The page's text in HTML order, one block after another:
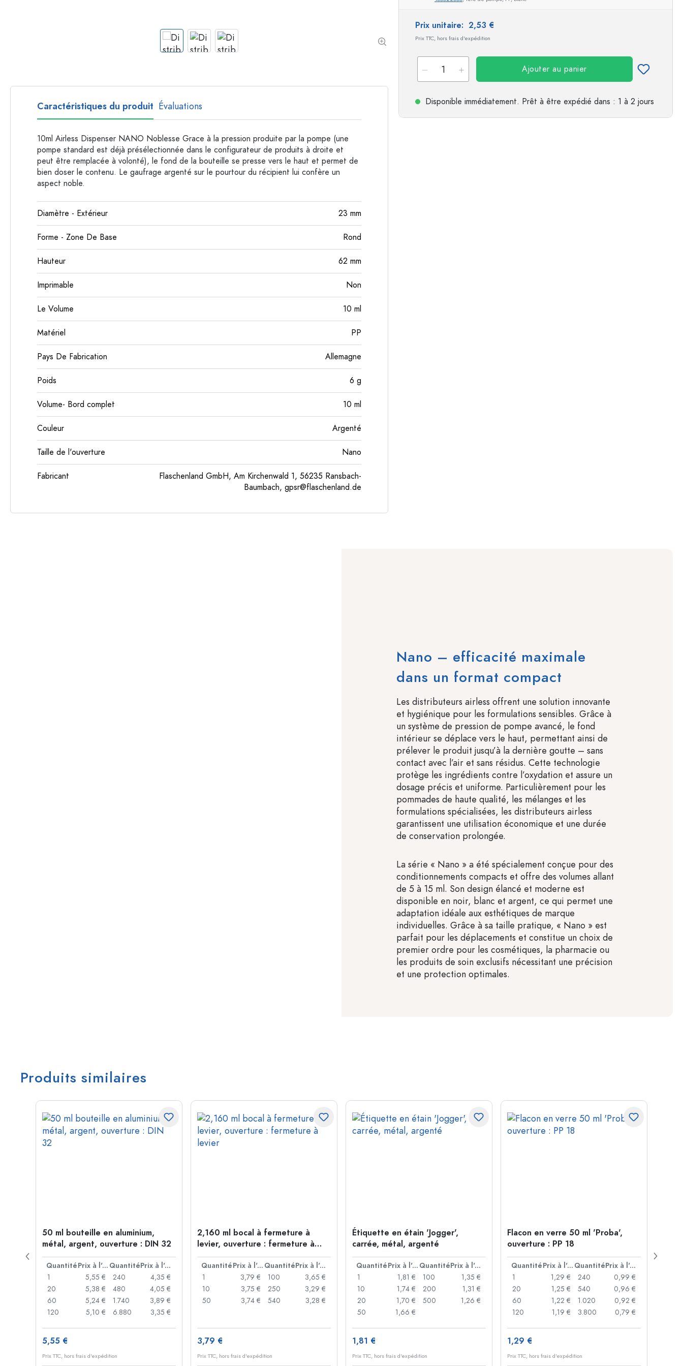
Bouteilles à anse
Bouteilles à goulot long
Bouteilles polygonales
Bouteilles cylindriques
Bouteilles par matière
Bouteilles en verre
Bouteilles en plastique
Prix unitaire: 2,53 €
Prix TTC, hors frais d'expédition
Ajouter au panier
Disponible immédiatement. Prêt à être expédié dans : 1 à 2 jours
Caractéristiques du produit Évaluations
10ml Airless Dispenser NANO Noblesse Grace à la pression produite par la pompe (une
pompe standard est déjà présélectionnée dans le configurateur de produits à droite et
peut être remplacée à volonté), le fond de la bouteille se presse vers le haut et permet de
bien doser le contenu. Le gaufrage argenté sur le pourtour du récipient lui confère un
aspect noble.
Diamètre - Extérieur 23 mm
Forme - Zone De Base Rond
Hauteur 62 mm
Imprimable Non
Le Volume 10 ml
Matériel PP
Pays De Fabrication Allemagne
Poids 6 g
Volume- Bord complet 10 ml
Couleur Argenté
Taille de l'ouverture Nano
Fabricant
Flaschenland GmbH, Am Kirchenwald 1, 56235 Ransbach-
Baumbach, gpsr@flaschenland.de
Nano – efficacité maximale
dans un format compact
Les distributeurs airless offrent une solution innovante
et hygiénique pour les formulations sensibles. Grâce à
un système de pression de pompe avancé, le fond
intérieur se déplace vers le haut, permettant ainsi de
prélever le produit jusqu’à la dernière goutte – sans
contact avec l’air et sans résidus. Cette technologie
protège les ingrédients contre l’oxydation et assure un
dosage précis et uniforme. Particulièrement pour les
pommades de haute qualité, les mélanges et les
formulations spécialisées, les distributeurs airless
garantissent une utilisation économique et une durée
de conservation prolongée.
La série « Nano » a été spécialement conçue pour des
conditionnements compacts et offre des volumes allant
de 5 à 15 ml. Son design élancé et moderne est
disponible en noir, blanc et argent, ce qui permet une
adaptation idéale aux esthétiques de marque
individuelles. Grâce à sa taille pratique, « Nano » est
parfait pour les déplacements et constitue un choix de
premier ordre pour les cosmétiques, la pharmacie ou
les produits de soin exclusifs nécessitant une précision
et une protection optimales.
Produits similaires
50 ml bouteille en aluminium,
métal, argent, ouverture : DIN 32
Quantité Prix à l'unité Quantité
Prix à l'unité
1
5,55 €
20
5,38 €
60
5,24 €
120
5,10 €
240
4,35 €
480
4,05 €
1.740
3,89 €
6.880
3,35 €
5,55 €
Prix TTC, hors frais d'expédition
2,160 ml bocal à fermeture à
levier, ouverture : fermeture à
levier
Quantité Prix à l'unité Quantité
Prix à l'unité
1
3,79 €
10
3,75 €
50
3,74 €
100
3,65 €
250
3,29 €
540
3,28 €
3,79 €
Prix TTC, hors frais d'expédition
Étiquette en étain 'Jogger',
carrée, métal, argenté
Quantité Prix à l'unité Quantité
Prix à l'unité
1
1,81 €
10
1,74 €
20
1,70 €
50
1,66 €
100
1,35 €
200
1,31 €
500
1,26 €
1,81 €
Prix TTC, hors frais d'expédition
Flacon en verre 50 ml 'Proba',
ouverture : PP 18
Quantité Prix à l'unité Quantité
Prix à l'unité
1
1,29 €
20
1,25 €
60
1,22 €
120
1,19 €
240
0,99 €
540
0,96 €
1.020
0,92 €
3.800
0,79 €
1,29 €
Prix TTC, hors frais d'expédition